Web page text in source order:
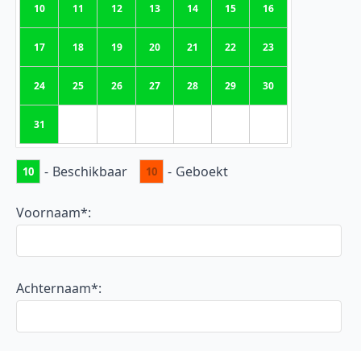
10 11 12 13 14 15 16
17 18 19 20 21 22 23
24 25 26 27 28 29 30
31
10 - Beschikbaar 10 - Geboekt
Voornaam*:
Achternaam*: